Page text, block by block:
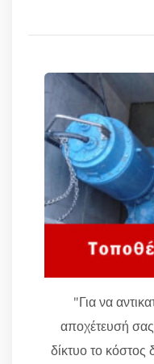
"Για να
αποχέτευσή
δίκτυο το κόστος